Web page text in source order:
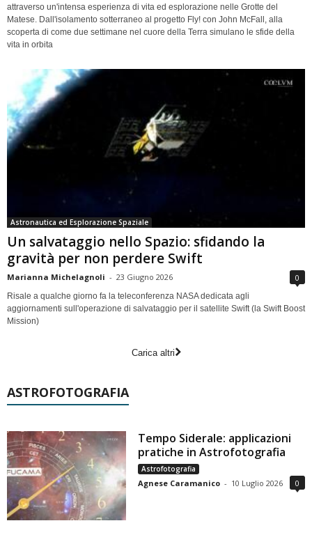
attraverso un'intensa esperienza di vita ed esplorazione nelle Grotte del
Matese. Dall'isolamento sotterraneo al progetto Fly! con John McFall, alla
scoperta di come due settimane nel cuore della Terra simulano le sfide della
vita in orbita
Astronautica ed Esplorazione Spaziale
Un salvataggio nello Spazio: sfidando la
gravità per non perdere Swift
Marianna Michelagnoli - 23 Giugno 2026 0
Risale a qualche giorno fa la teleconferenza NASA dedicata agli
aggiornamenti sull'operazione di salvataggio per il satellite Swift (la Swift Boost
Mission)
Carica altri
ASTROFOTOGRAFIA
Tempo Siderale: applicazioni
pratiche in Astrofotografia
Astrofotografia
Agnese Caramanico - 10 Luglio 2026 0